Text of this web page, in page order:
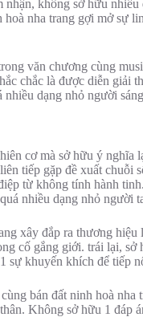
không sở hữu
nha trang gợi mở sự
văn chương cùng
chắc là được diễn giải
dạng nhỏ người
cơ mà sở hữu ý nghĩa
tiếp gặp đề xuất chuỗi
từ không tính hành
nhiều dạng nhỏ người
xây đắp ra thương
cố gắng giới. trái lại,
sự khuyến khích để tiếp
bán đất ninh hoà
Không sở hữu 1 đáp